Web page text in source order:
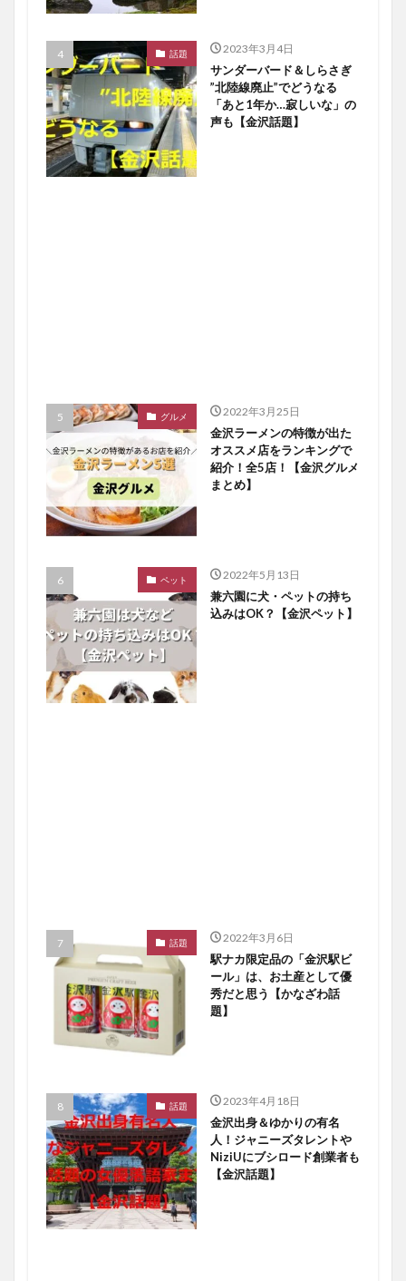
話題 2023年3月4日
サンダーバード＆しらさぎ
”北陸線廃止”でどうなる
「あと1年か…寂しいな」の
声も【金沢話題】
グルメ 2022年3月25日
金沢ラーメンの特徴が出た
オススメ店をランキングで
紹介！全5店！【金沢グルメ
まとめ】
ペット 2022年5月13日
兼六園に犬・ペットの持ち
込みはOK？【金沢ペット】
話題 2022年3月6日
駅ナカ限定品の「金沢駅ビ
ール」は、お土産として優
秀だと思う【かなざわ話
題】
話題 2023年4月18日
金沢出身＆ゆかりの有名
人！ジャニーズタレントや
NiziUにブシロード創業者も
【金沢話題】